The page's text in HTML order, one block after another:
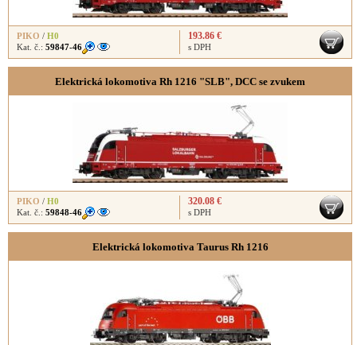
PIKO / H0
Kat. č.: 59847-46
193.86 €
s DPH
Elektrická lokomotiva Rh 1216 "SLB", DCC se zvukem
PIKO / H0
Kat. č.: 59848-46
320.08 €
s DPH
Elektrická lokomotiva Taurus Rh 1216